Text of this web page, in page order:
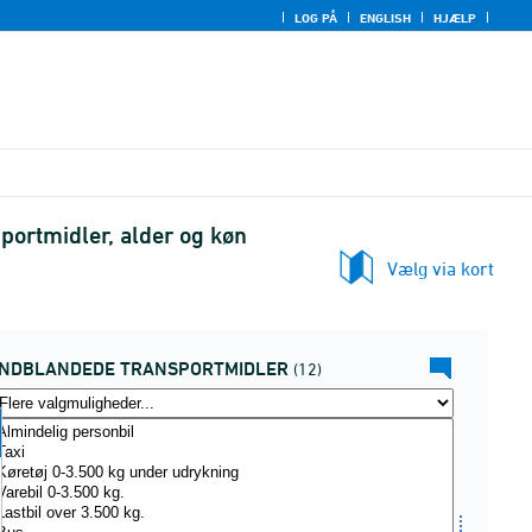
LOG PÅ ENGLISH HJÆLP
alder og køn
Vælg via kort
TRANSPORTMIDLER (12)